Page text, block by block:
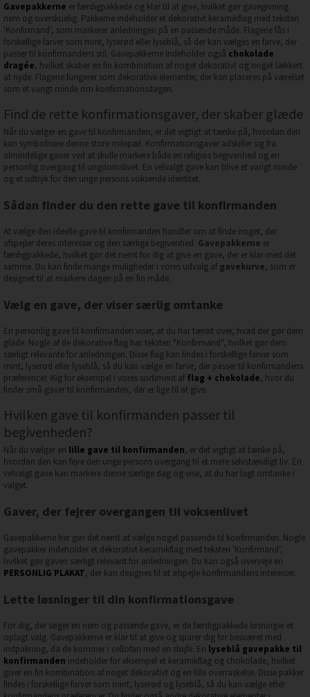
Gavepakkerne er færdigpakkede og klar til at give, hvilket gør gavegivning
nem og overskuelig. Pakkerne indeholder et dekorativt keramikflag med teksten
'Konfirmand', som markerer anledningen på en passende måde. Flagene fås i
forskellige farver som mint, lyserød eller lyseblå, så der kan vælges en farve, der
passer til konfirmandens stil. Gavepakkerne indeholder også chokolade
dragée, hvilket skaber en fin kombination af noget dekorativt og noget lækkert
at nyde. Flagene fungerer som dekorative elementer, der kan placeres på værelset
som et varigt minde om konfirmationsdagen.
Find de rette konfirmationsgaver, der skaber glæde
Når du vælger en gave til konfirmanden, er det vigtigt at tænke på, hvordan den
kan symbolisere denne store milepæl. Konfirmationsgaver adskiller sig fra
almindelige gaver ved at skulle markere både en religiøs begivenhed og en
personlig overgang til ungdomslivet. En velvalgt gave kan blive et varigt minde
og et udtryk for den unge persons voksende identitet.
Sådan finder du den rette gave til konfirmanden
At vælge den ideelle gave til konfirmanden handler om at finde noget, der
afspejler deres interesser og den særlige begivenhed. Gavepakkerne er
færdigpakkede, hvilket gør det nemt for dig at give en gave, der er klar med det
samme. Du kan finde mange muligheder i vores udvalg af gavekurve, som er
designet til at markere dagen på en fin måde.
Vælg en gave, der viser særlig omtanke
En personlig gave til konfirmanden viser, at du har tænkt over, hvad der gør dem
glade. Nogle af de dekorative flag har teksten "Konfirmand", hvilket gør dem
særligt relevante for anledningen. Disse flag kan findes i forskellige farver som
mint, lyserød eller lyseblå, så du kan vælge en farve, der passer til konfirmandens
præferencer. Kig for eksempel i vores sortiment af flag + chokolade, hvor du
finder små gaver til konfirmanden, der er lige til at give.
Hvilken gave til konfirmanden passer til
begivenheden?
Når du vælger en lille gave til konfirmanden, er det vigtigt at tænke på,
hvordan den kan fejre den unge persons overgang til et mere selvstændigt liv. En
velvalgt gave kan markere denne særlige dag og vise, at du har lagt omtanke i
valget.
Gaver, der fejrer overgangen til voksenlivet
Gavepakkerne her gør det nemt at vælge noget passende til konfirmanden. Nogle
gavepakker indeholder et dekorativt keramikflag med teksten 'Konfirmand',
hvilket gør gaven særligt relevant for anledningen. Du kan også overveje en
PERSONLIG PLAKAT, der kan designes til at afspejle konfirmandens interesser.
Lette løsninger til din konfirmationsgave
For dig, der søger en nem og passende gave, er de færdigpakkede løsninger et
oplagt valg. Gavepakkerne er klar til at give og sparer dig for besværet med
indpakning, da de kommer i cellofan med en sløjfe. En lyseblå gavepakke til
konfirmanden indeholder for eksempel et keramikflag og chokolade, hvilket
giver en fin kombination af noget dekorativt og en lille overraskelse. Disse pakker
findes i forskellige farver som mint, lyserød og lyseblå, så du kan vælge efter